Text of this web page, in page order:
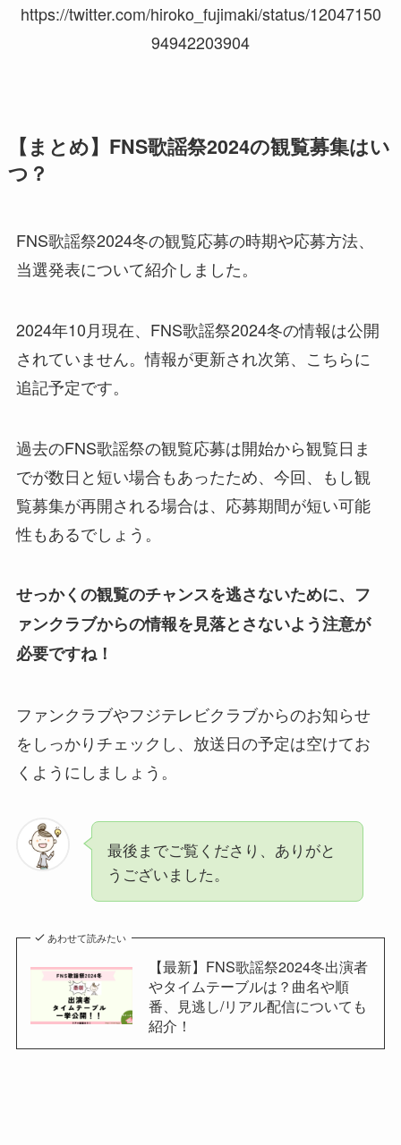
https://twitter.com/hiroko_fujimaki/status/12047150
94942203904
【まとめ】FNS歌謡祭2024の観覧募集はい
つ？
FNS歌謡祭2024冬の観覧応募の時期や応募方法、
当選発表について紹介しました。
2024年10月現在、FNS歌謡祭2024冬の情報は公開
されていません。情報が更新され次第、こちらに
追記予定です。
過去のFNS歌謡祭の観覧応募は開始から観覧日ま
でが数日と短い場合もあったため、今回、もし観
覧募集が再開される場合は、応募期間が短い可能
性もあるでしょう。
せっかくの観覧のチャンスを逃さないために、フ
ァンクラブからの情報を見落とさないよう注意が
必要ですね！
ファンクラブやフジテレビクラブからのお知らせ
をしっかりチェックし、放送日の予定は空けてお
くようにしましょう。
最後までご覧くださり、ありがと
うございました。
あわせて読みたい
【最新】FNS歌謡祭2024冬出演者
やタイムテーブルは？曲名や順
番、見逃し/リアル配信についても
紹介！